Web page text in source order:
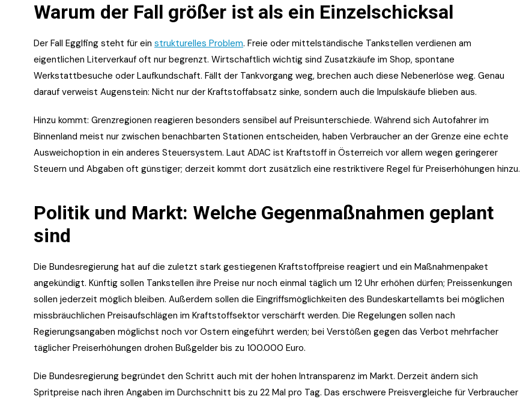
Warum der Fall größer ist als ein Einzelschicksal
Der Fall Egglfing steht für ein strukturelles Problem. Freie oder mittelständische Tankstellen verdienen am
eigentlichen Literverkauf oft nur begrenzt. Wirtschaftlich wichtig sind Zusatzkäufe im Shop, spontane
Werkstattbesuche oder Laufkundschaft. Fällt der Tankvorgang weg, brechen auch diese Nebenerlöse weg. Genau
darauf verweist Augenstein: Nicht nur der Kraftstoffabsatz sinke, sondern auch die Impulskäufe blieben aus.
Hinzu kommt: Grenzregionen reagieren besonders sensibel auf Preisunterschiede. Während sich Autofahrer im
Binnenland meist nur zwischen benachbarten Stationen entscheiden, haben Verbraucher an der Grenze eine echte
Ausweichoption in ein anderes Steuersystem. Laut ADAC ist Kraftstoff in Österreich vor allem wegen geringerer
Steuern und Abgaben oft günstiger; derzeit kommt dort zusätzlich eine restriktivere Regel für Preiserhöhungen hinzu.
Politik und Markt: Welche Gegenmaßnahmen geplant
sind
Die Bundesregierung hat auf die zuletzt stark gestiegenen Kraftstoffpreise reagiert und ein Maßnahmenpaket
angekündigt. Künftig sollen Tankstellen ihre Preise nur noch einmal täglich um 12 Uhr erhöhen dürfen; Preissenkungen
sollen jederzeit möglich bleiben. Außerdem sollen die Eingriffsmöglichkeiten des Bundeskartellamts bei möglichen
missbräuchlichen Preisaufschlägen im Kraftstoffsektor verschärft werden. Die Regelungen sollen nach
Regierungsangaben möglichst noch vor Ostern eingeführt werden; bei Verstößen gegen das Verbot mehrfacher
täglicher Preiserhöhungen drohen Bußgelder bis zu 100.000 Euro.
Die Bundesregierung begründet den Schritt auch mit der hohen Intransparenz im Markt. Derzeit ändern sich
Spritpreise nach ihren Angaben im Durchschnitt bis zu 22 Mal pro Tag. Das erschwere Preisvergleiche für Verbraucher